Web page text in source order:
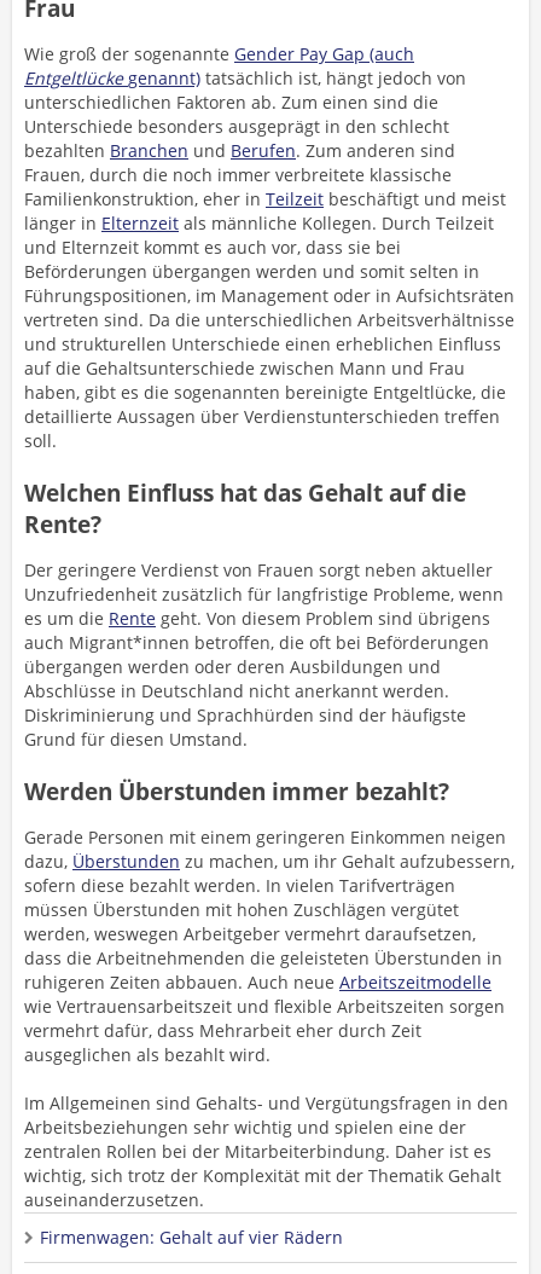
Frau
Wie groß der sogenannte Gender Pay Gap (auch
Entgeltlückegenannt) tatsächlich ist, hängt jedoch von
unterschiedlichen Faktoren ab. Zum einen sind die
Unterschiede besonders ausgeprägt in den schlecht
bezahlten Branchen und Berufen. Zum anderen sind
Frauen, durch die noch immer verbreitete klassische
Familienkonstruktion, eher in Teilzeit beschäftigt und meist
länger in Elternzeit als männliche Kollegen. Durch Teilzeit
und Elternzeit kommt es auch vor, dass sie bei
Beförderungen übergangen werden und somit selten in
Führungspositionen, im Management oder in Aufsichtsräten
vertreten sind. Da die unterschiedlichen Arbeitsverhältnisse
und strukturellen Unterschiede einen erheblichen Einfluss
auf die Gehaltsunterschiede zwischen Mann und Frau
haben, gibt es die sogenannten bereinigte Entgeltlücke, die
detaillierte Aussagen über Verdienstunterschieden treffen
soll.
Welchen Einfluss hat das Gehalt auf die
Rente?
Der geringere Verdienst von Frauen sorgt neben aktueller
Unzufriedenheit zusätzlich für langfristige Probleme, wenn
es um die Rente geht. Von diesem Problem sind übrigens
auch Migrant*innen betroffen, die oft bei Beförderungen
übergangen werden oder deren Ausbildungen und
Abschlüsse in Deutschland nicht anerkannt werden.
Diskriminierung und Sprachhürden sind der häufigste
Grund für diesen Umstand.
Werden Überstunden immer bezahlt?
Gerade Personen mit einem geringeren Einkommen neigen
dazu, Überstunden zu machen, um ihr Gehalt aufzubessern,
sofern diese bezahlt werden. In vielen Tarifverträgen
müssen Überstunden mit hohen Zuschlägen vergütet
werden, weswegen Arbeitgeber vermehrt daraufsetzen,
dass die Arbeitnehmenden die geleisteten Überstunden in
ruhigeren Zeiten abbauen. Auch neue Arbeitszeitmodelle
wie Vertrauensarbeitszeit und flexible Arbeitszeiten sorgen
vermehrt dafür, dass Mehrarbeit eher durch Zeit
ausgeglichen als bezahlt wird.
Im Allgemeinen sind Gehalts- und Vergütungsfragen in den
Arbeitsbeziehungen sehr wichtig und spielen eine der
zentralen Rollen bei der Mitarbeiterbindung. Daher ist es
wichtig, sich trotz der Komplexität mit der Thematik Gehalt
auseinanderzusetzen.
Firmenwagen: Gehalt auf vier Rädern